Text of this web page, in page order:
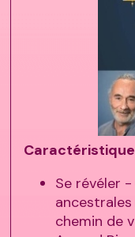
Se révéler
chemin de